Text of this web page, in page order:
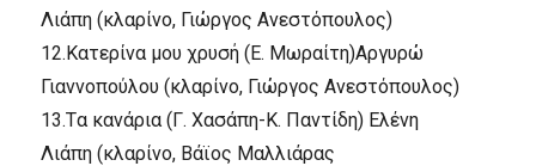
Λιάπη(κλαρίνο, Γιώργος Aνεστόπουλος)
12.Kατερίνα μου χρυσή (E. Mωραίτη)Aργυρώ
Γιαννοπούλου (κλαρίνο, Γιώργος Aνεστόπουλος)
13.Tα κανάρια (Γ. Xασάπη-K. Παντίδη)Eλένη
Λιάπη (κλαρίνο, Bάϊος Mαλλιάρας